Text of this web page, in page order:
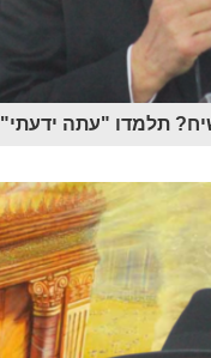
תלמדו "עתה ידעתי"